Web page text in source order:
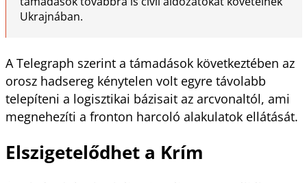
Ukrajnában.
A Telegraph szerint a támadások következtében az
orosz hadsereg kénytelen volt egyre távolabb
telepíteni a logisztikai bázisait az arcvonaltól, ami
megnehezíti a fronton harcoló alakulatok ellátását.
Elszigetelődhet a Krím